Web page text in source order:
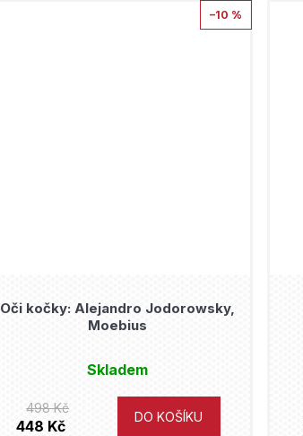
–10 %
Oči kočky: Alejandro Jodorowsky,
Moebius
Skladem
498 Kč
448 Kč
DO KOŠÍKU